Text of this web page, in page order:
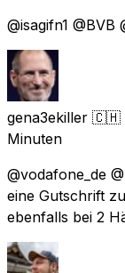
@isagifn1
gena3ekiller 🇨🇭
Minuten
@vodafone_de
eine Gutschrift
ebenfalls bei 2